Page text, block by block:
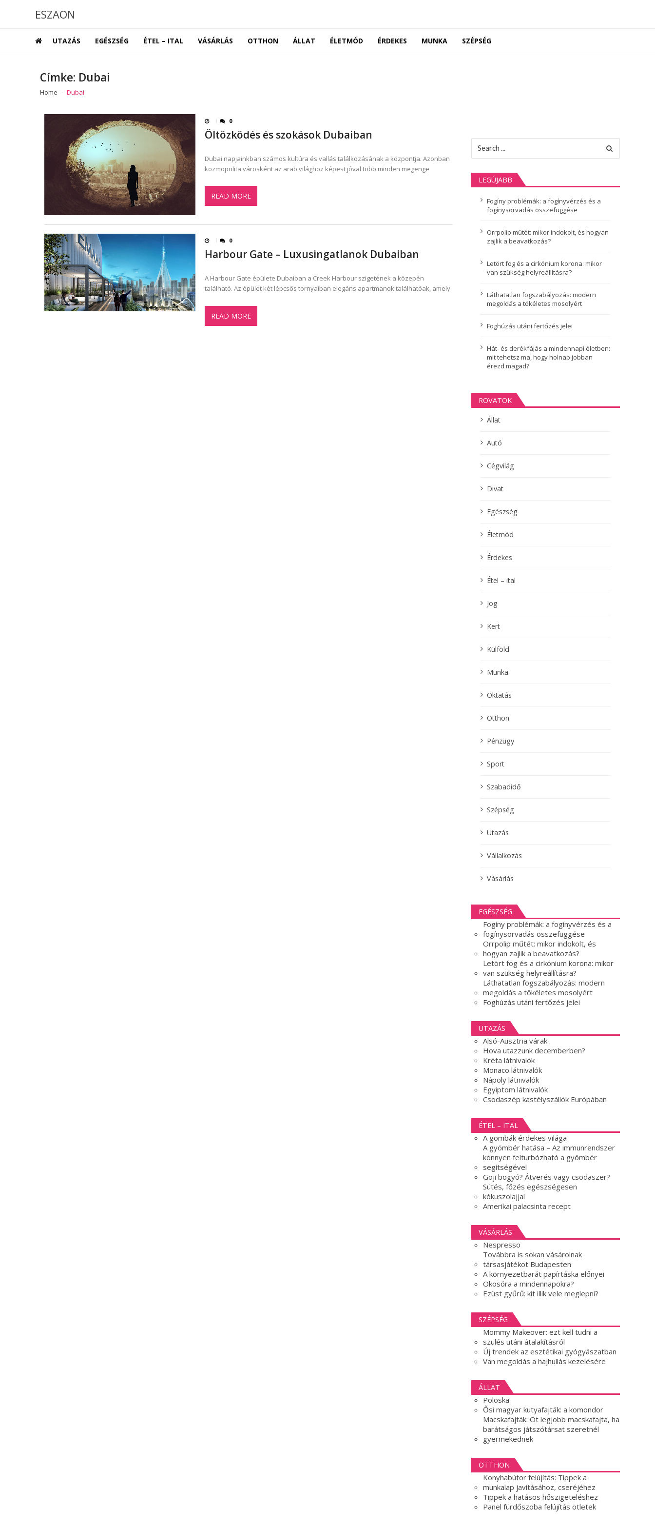
ESZAON
UTAZÁS EGÉSZSÉG ÉTEL – ITAL VÁSÁRLÁS OTTHON ÁLLAT ÉLETMÓD ÉRDEKES MUNKA SZÉPSÉG
Címke: Dubai
Home Dubai
0
Öltözködés és szokások Dubaiban
Dubai napjainkban számos kultúra és vallás találkozásának a központja. Azonban
kozmopolita városként az arab világhoz képest jóval több minden megenge
READ MORE
0
Harbour Gate – Luxusingatlanok Dubaiban
A Harbour Gate épülete Dubaiban a Creek Harbour szigetének a közepén
található. Az épület két lépcsős tornyaiban elegáns apartmanok találhatóak, amely
READ MORE
for:
LEGÚJABB
Fogíny problémák: a fogínyvérzés és a
fogínysorvadás összefüggése
Orrpolip műtét: mikor indokolt, és hogyan
zajlik a beavatkozás?
Letört fog és a cirkónium korona: mikor
van szükség helyreállításra?
Láthatatlan fogszabályozás: modern
megoldás a tökéletes mosolyért
Foghúzás utáni fertőzés jelei
Hát- és derékfájás a mindennapi életben:
mit tehetsz ma, hogy holnap jobban
érezd magad?
ROVATOK
Állat
Autó
Cégvilág
Divat
Egészség
Életmód
Érdekes
Étel – ital
Jog
Kert
Külföld
Munka
Oktatás
Otthon
Pénzügy
Sport
Szabadidő
Szépség
Utazás
Vállalkozás
Vásárlás
EGÉSZSÉG
Fogíny problémák: a fogínyvérzés és a
fogínysorvadás összefüggése
Orrpolip műtét: mikor indokolt, és
hogyan zajlik a beavatkozás?
Letört fog és a cirkónium korona: mikor
van szükség helyreállításra?
Láthatatlan fogszabályozás: modern
megoldás a tökéletes mosolyért
Foghúzás utáni fertőzés jelei
UTAZÁS
Alsó-Ausztria várak
Hova utazzunk decemberben?
Kréta látnivalók
Monaco látnivalók
Nápoly látnivalók
Egyiptom látnivalók
Csodaszép kastélyszállók Európában
ÉTEL – ITAL
A gombák érdekes világa
A gyömbér hatása – Az immunrendszer
könnyen felturbózható a gyömbér
segítségével
Goji bogyó? Átverés vagy csodaszer?
Sütés, főzés egészségesen
kókuszolajjal
Amerikai palacsinta recept
VÁSÁRLÁS
Nespresso
Továbbra is sokan vásárolnak
társasjátékot Budapesten
A környezetbarát papírtáska előnyei
Okosóra a mindennapokra?
Ezüst gyűrű: kit illik vele meglepni?
SZÉPSÉG
Mommy Makeover: ezt kell tudni a
szülés utáni átalakításról
Új trendek az esztétikai gyógyászatban
Van megoldás a hajhullás kezelésére
ÁLLAT
Poloska
Ősi magyar kutyafajták: a komondor
Macskafajták: Öt legjobb macskafajta, ha
barátságos játszótársat szeretnél
gyermekednek
OTTHON
Konyhabútor felújítás: Tippek a
munkalap javításához, cseréjéhez
Tippek a hatásos hőszigeteléshez
Panel fürdőszoba felújítás ötletek